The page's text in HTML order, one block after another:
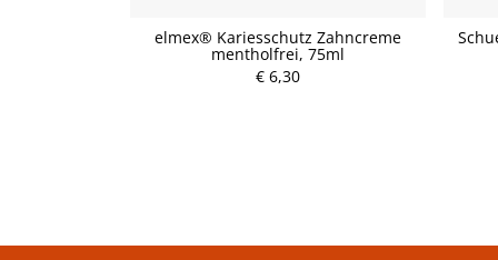
elmex® Kariesschutz Zahncreme
mentholfrei, 75ml
€ 6,30
P
r